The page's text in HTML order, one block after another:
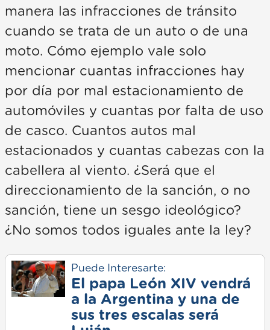
manera las infracciones de tránsito
cuando se trata de un auto o de una
moto. Cómo ejemplo vale solo
mencionar cuantas infracciones hay
por día por mal estacionamiento de
automóviles y cuantas por falta de uso
de casco. Cuantos autos mal
estacionados y cuantas cabezas con la
cabellera al viento. ¿Será que el
direccionamiento de la sanción, o no
sanción, tiene un sesgo ideológico?
¿No somos todos iguales ante la ley?
Puede Interesarte:
El papa León XIV vendrá
a la Argentina y una de
sus tres escalas será